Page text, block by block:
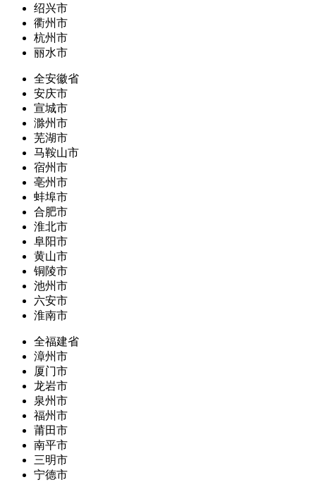
绍兴市
衢州市
杭州市
丽水市
全安徽省
安庆市
宣城市
滁州市
芜湖市
马鞍山市
宿州市
亳州市
蚌埠市
合肥市
淮北市
阜阳市
黄山市
铜陵市
池州市
六安市
淮南市
全福建省
漳州市
厦门市
龙岩市
泉州市
福州市
莆田市
南平市
三明市
宁德市